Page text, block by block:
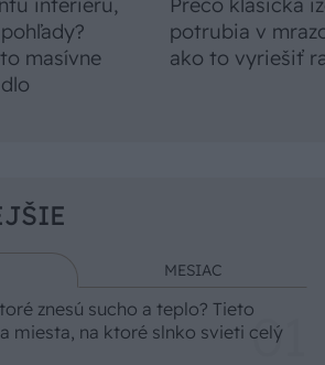
interiéru,
masívne
Prečo klasická
potrubia v
ako to vyriešiť
MESIAC
znesú sucho a teplo? Tieto
miesta, na ktoré slnko svieti celý